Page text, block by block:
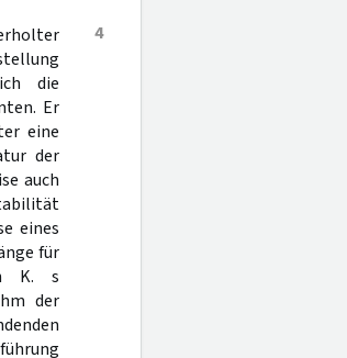
4
die
Er
eine
der
auch
eines
für
K. s
der